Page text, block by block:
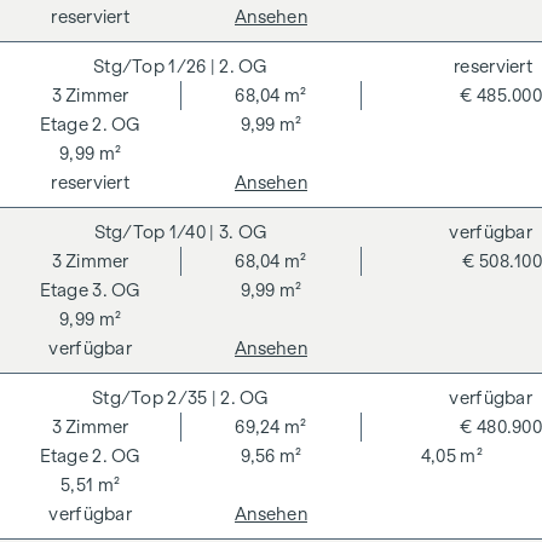
wir als Doppelmakler tätig sind. Die Vertragserrichtung und
Rechtsanwälte GmbH, Stoß im Himmel 1, 1010 Wien. Die
Kosten betragen 1,5 % des Kaufpreises zzgl. 20 % USt. sowie
Barauslagen und Beglaubigung.
**Der Verkäufer übernimmt befristet die
Vertragserrichtungskosten in Höhe von 1,5 % des
Kaufpreises zzgl. 20 % USt. Gültig bis 31.07.2026.
Wir weisen darauf hin, dass zwischen dem Vermittler und
dem zu vermittelnden Dritten ein familiäres oder
wirtschaftliches Naheverhältnis besteht.
reserviert Ansehen
1/26 | 2. OG
2. OG
3Zimmer
68,04 m²
9,99 m²
9,99 m²
€ 485.000
reserviert
reserviert
Ansehen
1/40 | 3. OG
3. OG
3Zimmer
68,04 m²
9,99 m²
9,99 m²
€ 508.100
verfügbar
verfügbar
Ansehen
2/35 | 2. OG
2. OG
3Zimmer
69,24 m²
9,56 m²
4,05 m²
5,51 m²
€ 480.900
verfügbar
verfügbar
Ansehen